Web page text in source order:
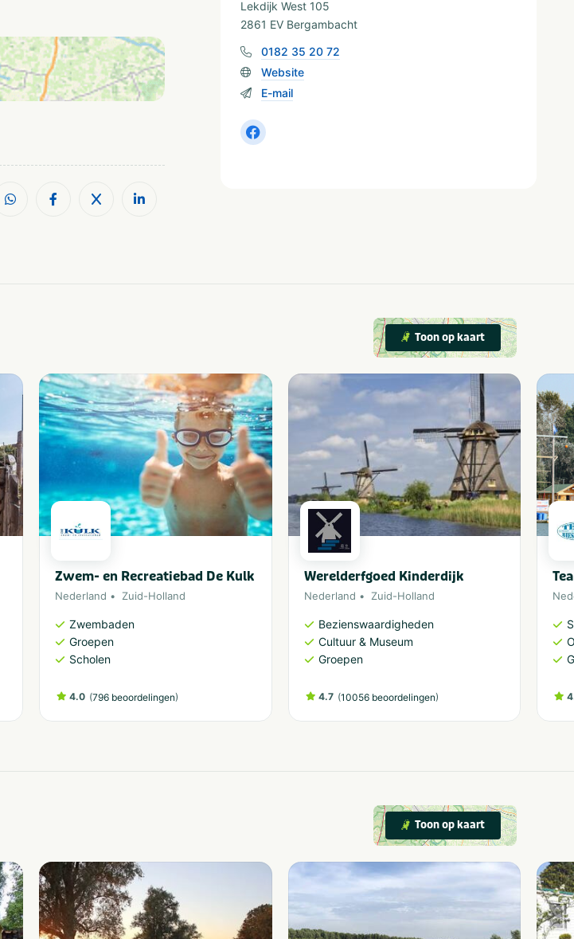
Kinderbad
Lekdijk West 105
2861 EV Bergambacht
0182 35 20 72
Website
E-mail
Toon op kaart
Zwem- en Recreatiebad De Kulk
Nederland Zuid-Holland
Zwembaden
Groepen
Scholen
4.0 (796 beoordelingen)
Werelderfgoed Kinderdijk
Nederland Zuid-Holland
Bezienswaardigheden
Cultuur & Museum
Groepen
4.7 (10056 beoordelingen)
Toon op kaart